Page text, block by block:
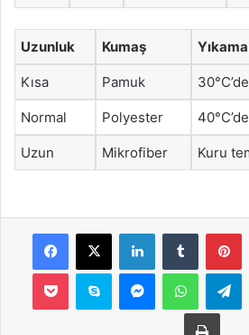
Uzunluk Kumaş
Kısa Pamuk
Normal Polyester
Uzun Mikrofiber Kuru
Facebook
X LinkedInTumblr
Pocket Skype Messenger